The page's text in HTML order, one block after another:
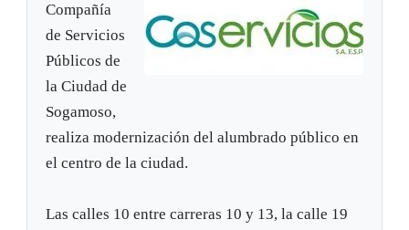
Compañía
de Servicios
Públicos de
la Ciudad de
Sogamoso,
realiza modernización del alumbrado público en
el centro de la ciudad.
Las calles 10 entre carreras 10 y 13, la calle 19